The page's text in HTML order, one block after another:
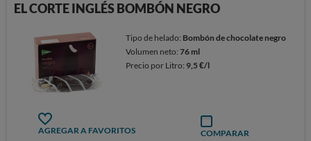
EL CORTE INGLÉS BOMBÓN NEGRO
Tipo de helado: Bombón de chocolate negro
Volumen neto:76 ml
Precio por Litro: 9,5 €/l
AGREGAR A FAVORITOS COMPARAR